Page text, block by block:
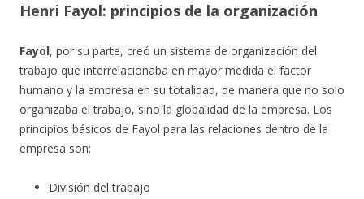
Henri Fayol: principios de la organización
Fayol, por su parte, creó un sistema de organización del
trabajo que interrelacionaba en mayor medida el factor
humano y la empresa en su totalidad, de manera que no solo
organizaba el trabajo, sino la globalidad de la empresa. Los
principios básicos de Fayol para las relaciones dentro de la
empresa son:
División del trabajo